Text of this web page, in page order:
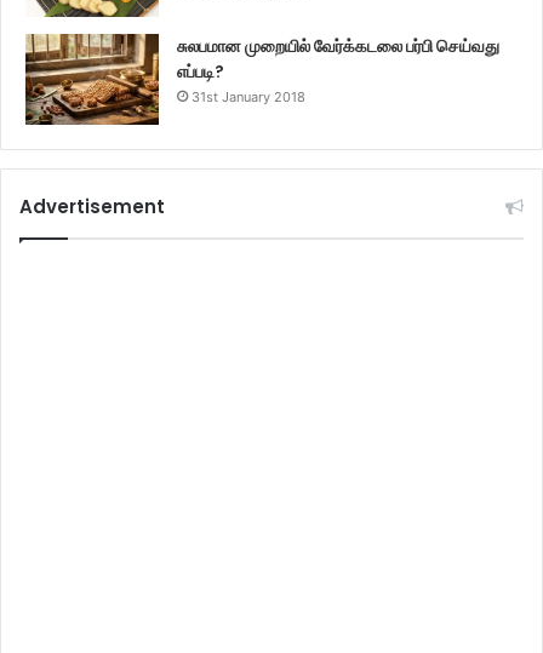
சுலபமான முறையில் வேர்க்கடலை பர்பி செய்வது
எப்படி?
31st January 2018
Advertisement